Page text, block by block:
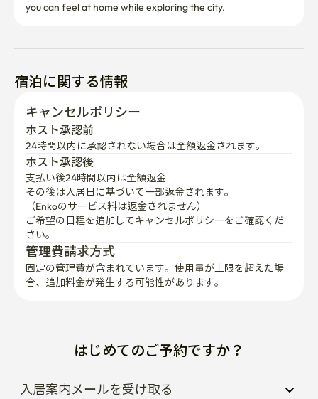
you can feel at home while exploring the city.
宿泊に関する情報
キャンセルポリシー
ホスト承認前
24時間以内に承認されない場合は全額返金されます。
ホスト承認後
支払い後24時間以内は全額返金
その後は入居日に基づいて一部返金されます。
（Enkoのサービス料は返金されません）
ご希望の日程を追加してキャンセルポリシーをご確認くだ
さい。
管理費請求方式
固定の管理費が含まれています。使用量が上限を超えた場
合、追加料金が発生する可能性があります。
はじめてのご予約ですか？
入居案内メールを受け取る